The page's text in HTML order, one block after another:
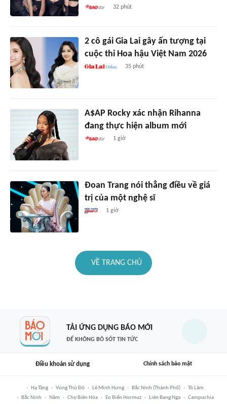
32 phút
2 cô gái Gia Lai gây ấn tượng tại
cuộc thi Hoa hậu Việt Nam 2026
35 phút
A$AP Rocky xác nhận Rihanna
đang thực hiện album mới
1 giờ
Đoan Trang nói thẳng điều về giá
trị của một nghệ sĩ
1 giờ
VỀ TRANG CHỦ
TẢI ỨNG DỤNG BÁO MỚI
ĐỂ KHÔNG BỎ SÓT TIN TỨC
Điều khoản sử dụng Chính sách bảo mật
Hạ Tầng Vùng Thủ Đô Lê Minh Hưng Bắc Ninh (thành Phố)
Tô Lâm
Bắc Ninh
Năm Chợ Biên Hòa Eo Biển Hormuz Liên Bang Nga
Campuchia